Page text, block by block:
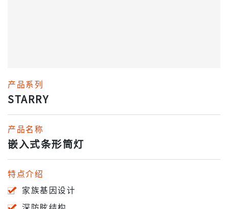
产品系列
STARRY
产品名称
嵌入式条形筒灯
特点介绍
家族基因设计